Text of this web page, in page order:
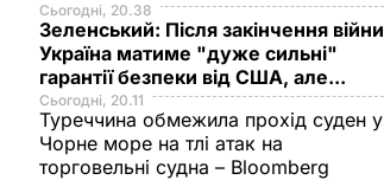
Сьогодні, 20.38
Зеленський: Після закінчення війни
Україна матиме "дуже сильні"
гарантії безпеки від США, але...
Сьогодні, 20.11
Туреччина обмежила прохід суден у
Чорне море на тлі атак на
торговельні судна – Bloomberg